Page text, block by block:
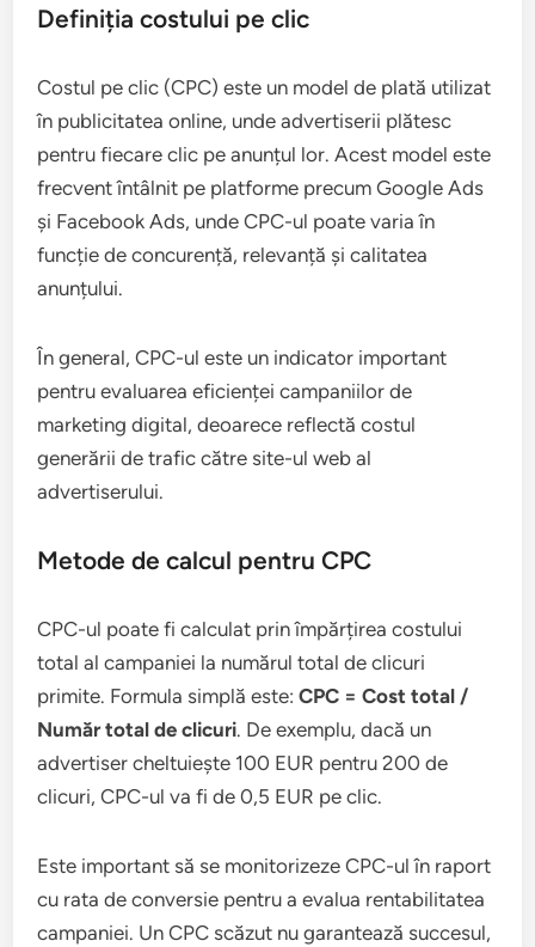
Definiția costului pe clic
Costul pe clic (CPC) este un model de plată utilizat
în publicitatea online, unde advertiserii plătesc
pentru fiecare clic pe anunțul lor. Acest model este
frecvent întâlnit pe platforme precum Google Ads
și Facebook Ads, unde CPC-ul poate varia în
funcție de concurență, relevanță și calitatea
anunțului.
În general, CPC-ul este un indicator important
pentru evaluarea eficienței campaniilor de
marketing digital, deoarece reflectă costul
generării de trafic către site-ul web al
advertiserului.
Metode de calcul pentru CPC
CPC-ul poate fi calculat prin împărțirea costului
total al campaniei la numărul total de clicuri
primite. Formula simplă este:CPC = Cost total /
Număr total de clicuri. De exemplu, dacă un
advertiser cheltuiește 100 EUR pentru 200 de
clicuri, CPC-ul va fi de 0,5 EUR pe clic.
Este important să se monitorizeze CPC-ul în raport
cu rata de conversie pentru a evalua rentabilitatea
campaniei. Un CPC scăzut nu garantează succesul,